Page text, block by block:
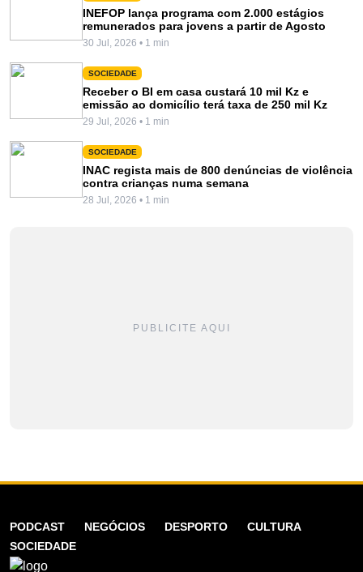
INEFOP lança programa com 2.000 estágios
remunerados para jovens a partir de Agosto
30 Jul, 2026 • 1 min
SOCIEDADE
Receber o BI em casa custará 10 mil Kz e
emissão ao domicílio terá taxa de 250 mil Kz
29 Jul, 2026 • 1 min
SOCIEDADE
INAC regista mais de 800 denúncias de violência
contra crianças numa semana
28 Jul, 2026 • 1 min
PUBLICITE AQUI
PODCAST NEGÓCIOS DESPORTO
CULTURA
SOCIEDADE